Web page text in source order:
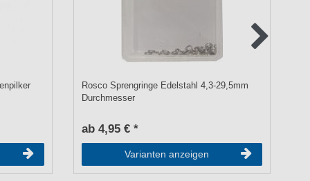
Rosco Sprengringe Edelstahl 4,3-29,5mm
Durchmesser
ab 4,95 € *
Varianten anzeigen